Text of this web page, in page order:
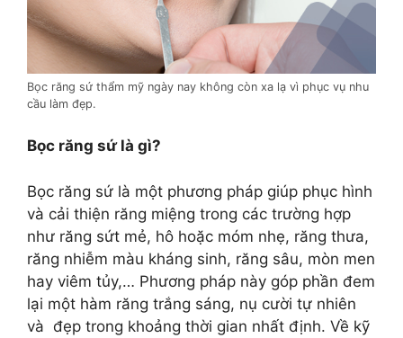
Bọc răng sứ thẩm mỹ ngày nay không còn xa lạ vì phục vụ nhu
cầu làm đẹp.
Bọc răng sứ là gì?
Bọc răng sứ là một phương pháp giúp phục hình
và cải thiện răng miệng trong các trường hợp
như răng sứt mẻ, hô hoặc móm nhẹ, răng thưa,
răng nhiễm màu kháng sinh, răng sâu, mòn men
hay viêm tủy,… Phương pháp này góp phần đem
lại một hàm răng trắng sáng, nụ cười tự nhiên
và đẹp trong khoảng thời gian nhất định. Về kỹ